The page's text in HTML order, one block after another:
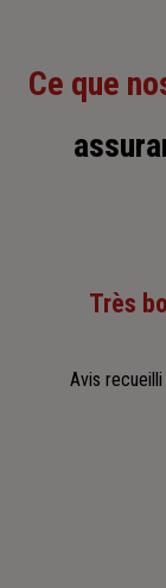
Ce que
Très
Avis